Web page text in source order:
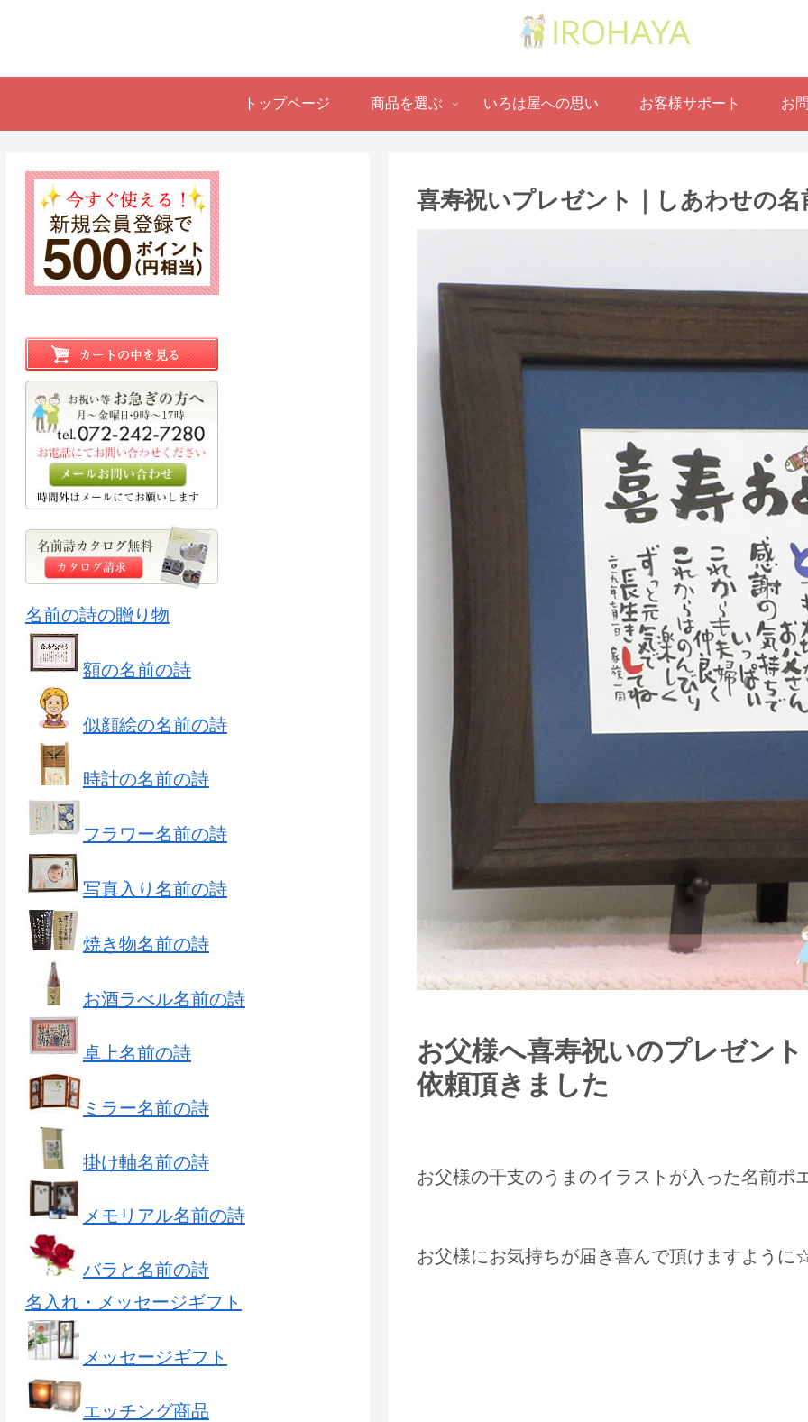
トップページ 商品を選ぶ いろは屋への思い お客様サポート お
喜寿祝いプレゼント｜しあわせの名
お父様へ喜寿祝いのプレゼン
依頼頂きました
お父様の干支のうまのイラストが入った名前ポ
お父様にお気持ちが届き喜んで頂けますよう
名前の詩の贈り物
額の名前の詩
似顔絵の名前の詩
時計の名前の詩
フラワー名前の詩
写真入り名前の詩
焼き物名前の詩
お酒ラべル名前の詩
卓上名前の詩
ミラー名前の詩
掛け軸名前の詩
メモリアル名前の詩
バラと名前の詩
名入れ・メッセージギフト
メッセージギフト
エッチング商品